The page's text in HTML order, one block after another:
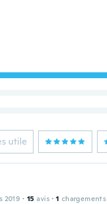
utile
2019 · 15 avis · 1 chargements